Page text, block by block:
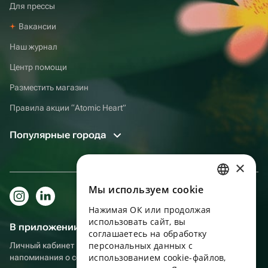
Для прессы
Вакансии
Наш журнал
Центр помощи
Разместить магазин
Правила акции “Atomic Heart”
Популярные города
В приложении еще удобнее!
Личный кабинет получателя, больше бонусов за покупки и
напоминания о событиях
ENGLISH
UKRAINIAN
PORTUGUESE
×
Мы используем сookie
Нажимая ОК или продолжая
использовать сайт, вы
соглашаетесь на обработку
персональных данных с
использованием cookie-файлов,